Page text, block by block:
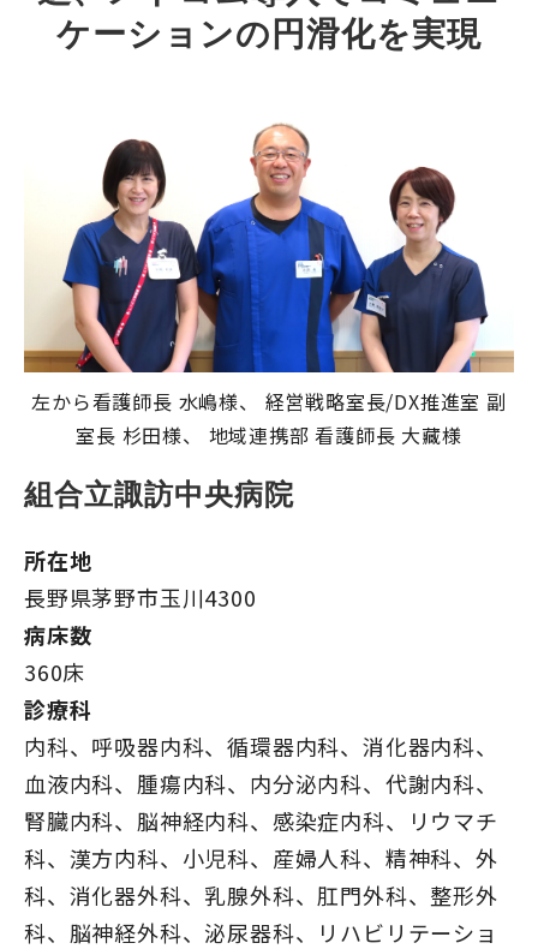
ケーションの円滑化を実現
左から看護師長 水嶋様、 経営戦略室長/DX推進室 副
室長 杉田様、 地域連携部 看護師長 大藏様
組合立諏訪中央病院
所在地
長野県茅野市玉川4300
病床数
360床
診療科
内科、呼吸器内科、循環器内科、消化器内科、
血液内科、腫瘍内科、内分泌内科、代謝内科、
腎臓内科、脳神経内科、感染症内科、リウマチ
科、漢方内科、小児科、産婦人科、精神科、外
科、消化器外科、乳腺外科、肛門外科、整形外
科、脳神経外科、泌尿器科、リハビリテーショ